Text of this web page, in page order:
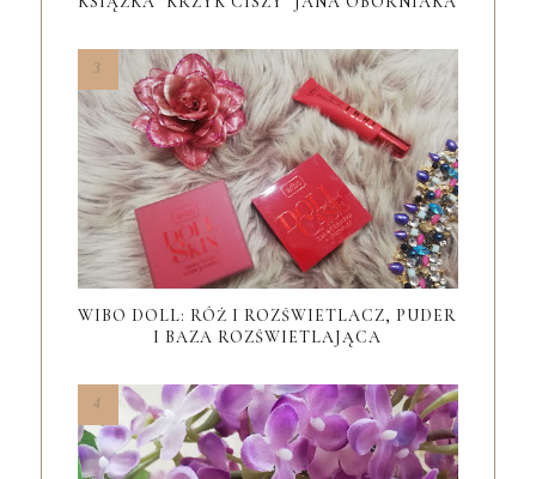
WIBO DOLL: RÓŻ I ROZŚWIETLACZ, PUDER
I BAZA ROZŚWIETLAJĄCA